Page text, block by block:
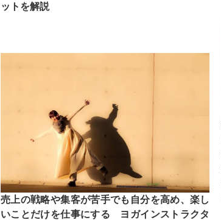
ットを解説
売上の戦略や集客が苦手でも自分を高め、楽し
いことだけを仕事にする ヨガインストラクタ